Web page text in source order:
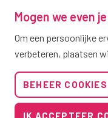
Mogen we even
Om een persoonlijke
verbeteren, plaatsen
BEHEER COOKIES
IK ACCEPTEER